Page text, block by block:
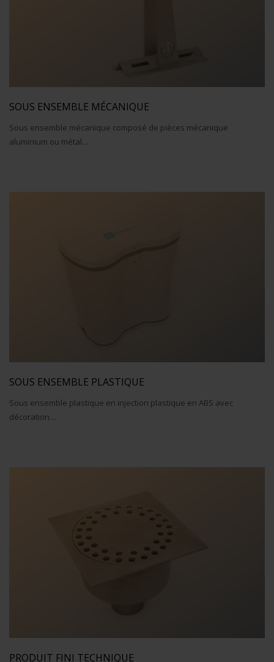
SOUS ENSEMBLE MÉCANIQUE
Sous ensemble mécanique composé de pièces mécanique
aluminium ou métal…
SOUS ENSEMBLE PLASTIQUE
Sous ensemble plastique en injection plastique en ABS avec
décoration…
PRODUIT FINI TECHNIQUE